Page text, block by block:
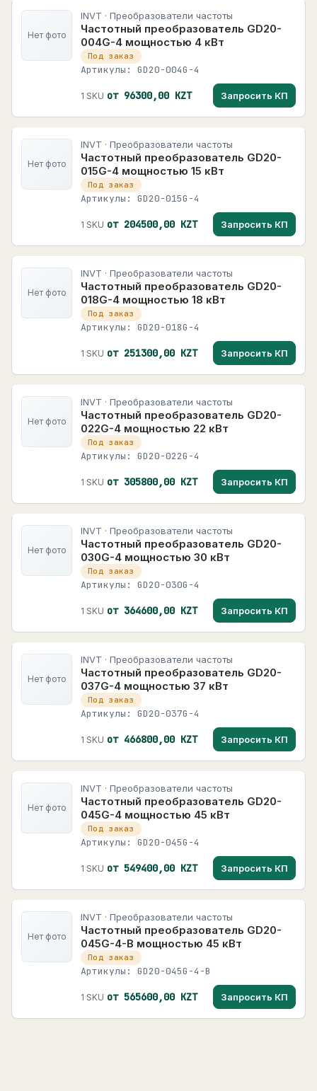
Нет фото
INVT · Преобразователи частоты
Частотный преобразователь GD20-
004G-4 мощностью 4 кВт
Под заказ
Артикулы: GD20-004G-4
1 SKU от 96300,00 KZT Запросить КП
Нет фото
INVT · Преобразователи частоты
Частотный преобразователь GD20-
015G-4 мощностью 15 кВт
Под заказ
Артикулы: GD20-015G-4
1 SKU от 204500,00 KZT Запросить КП
Нет фото
INVT · Преобразователи частоты
Частотный преобразователь GD20-
018G-4 мощностью 18 кВт
Под заказ
Артикулы: GD20-018G-4
1 SKU от 251300,00 KZT Запросить КП
Нет фото
INVT · Преобразователи частоты
Частотный преобразователь GD20-
022G-4 мощностью 22 кВт
Под заказ
Артикулы: GD20-022G-4
1 SKU от 305800,00 KZT Запросить КП
Нет фото
INVT · Преобразователи частоты
Частотный преобразователь GD20-
030G-4 мощностью 30 кВт
Под заказ
Артикулы: GD20-030G-4
1 SKU от 364600,00 KZT Запросить КП
Нет фото
INVT · Преобразователи частоты
Частотный преобразователь GD20-
037G-4 мощностью 37 кВт
Под заказ
Артикулы: GD20-037G-4
1 SKU от 466800,00 KZT Запросить КП
Нет фото
INVT · Преобразователи частоты
Частотный преобразователь GD20-
045G-4 мощностью 45 кВт
Под заказ
Артикулы: GD20-045G-4
1 SKU от 549400,00 KZT Запросить КП
Нет фото
INVT · Преобразователи частоты
Частотный преобразователь GD20-
045G-4-B мощностью 45 кВт
Под заказ
Артикулы: GD20-045G-4-B
1 SKU от 565600,00 KZT Запросить КП